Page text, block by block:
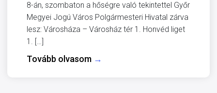
8-án, szombaton a hőségre való tekintettel Győr
Megyei Jogú Város Polgármesteri Hivatal zárva
lesz: Városháza – Városház tér 1. Honvéd liget
1. […]
Tovább olvasom →